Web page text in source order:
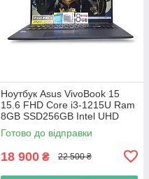
Ноутбук Asus VivoBook 15
15.6 FHD Core i3-1215U Ram
8GB SSD256GB Intel UHD
Graphics
Готово до відправки
18 900 ₴ 22 500 ₴